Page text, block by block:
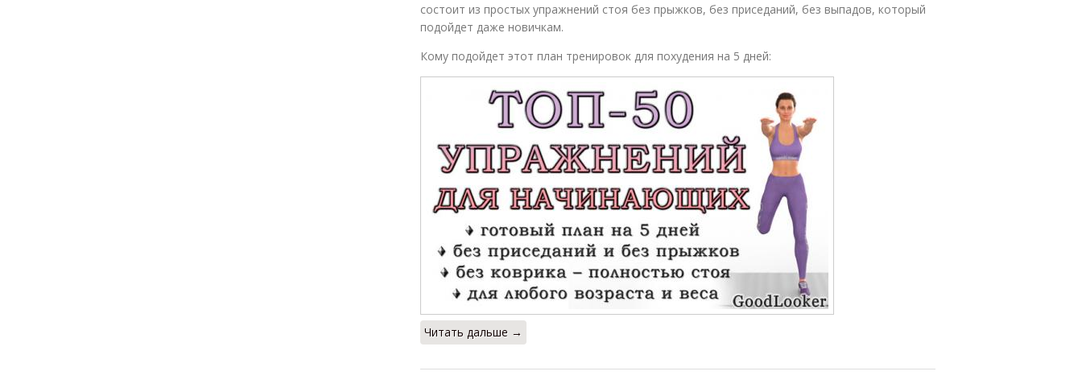
состоит из простых упражнений стоя без прыжков, без приседаний, без выпадов, который
подойдет даже новичкам.
Кому подойдет этот план тренировок для похудения на 5 дней:
Читать дальше →